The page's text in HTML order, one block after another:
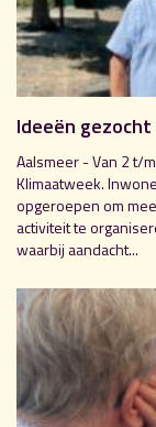
Ideeën
Aalsmeer - Van 2 t/
Klimaatweek.
opgeroepen om
activiteit te
waarbij aandacht...